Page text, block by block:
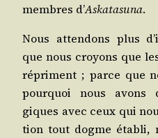
membres d’Aska­ta­su­na.
Nous atten­dons plus
que nous croyons que
répriment ; parce que
pour­quoi nous avons
giques avec ceux qui
tion tout dogme éta­bli,